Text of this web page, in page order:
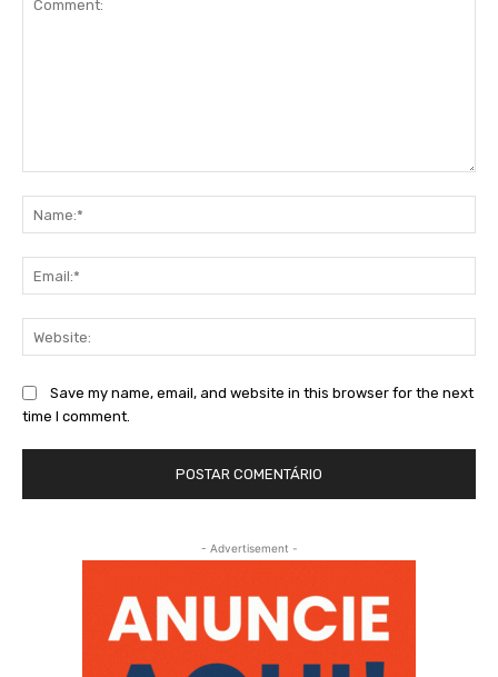
Save my name, email, and website in this browser for the next
time I comment.
- Advertisement -